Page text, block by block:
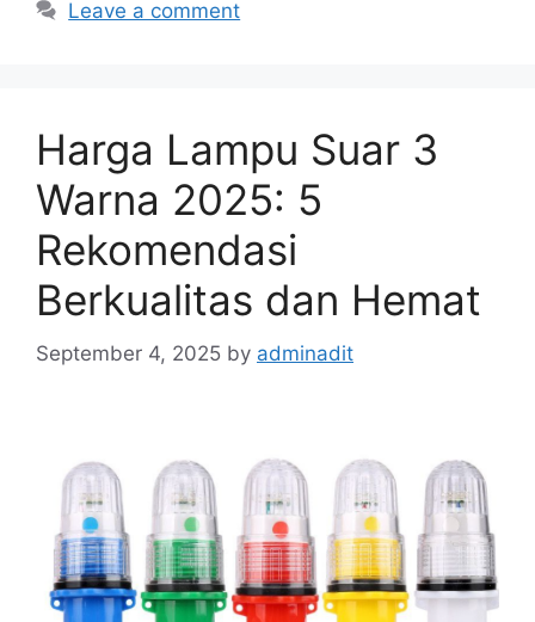
Leave a comment
Harga Lampu Suar 3
Warna 2025: 5
Rekomendasi
Berkualitas dan Hemat
September 4, 2025 by adminadit